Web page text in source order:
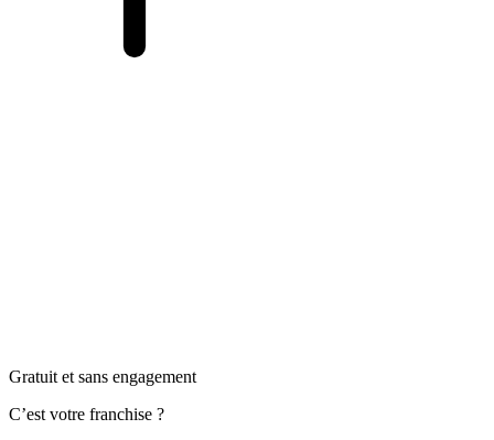
Gratuit et sans engagement
C’est votre franchise ?